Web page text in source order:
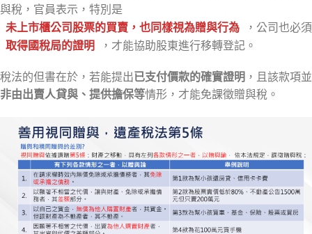
與稅，官員表示，特別是
未上市櫃公司股票的買賣 ，也同樣視為贈與行為
，公司也必須
取得國稅局的證明
，才能協助股東進行移轉登記。
稅法的但書在於，若能提出已支付價款的確實證明 ，且該款項並
非由出賣人貸與、提供擔保等情形，才能免課徵贈與稅。